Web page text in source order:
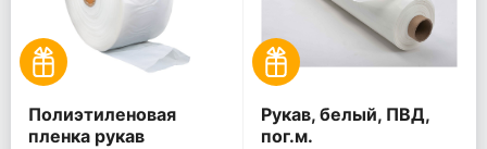
Полиэтиленовая
пленка рукав
Рукав, белый, ПВД,
пог.м.